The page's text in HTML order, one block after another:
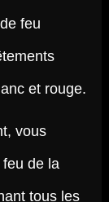
feu
et rouge.
vous
de la
tous les